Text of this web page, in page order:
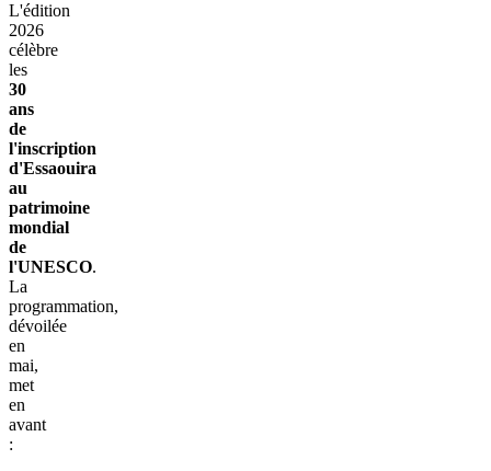
L'édition
2026
célèbre
les
30
ans
de
l'inscription
d'Essaouira
au
patrimoine
mondial
de
l'UNESCO.
La
programmation,
dévoilée
en
mai,
met
en
avant
: